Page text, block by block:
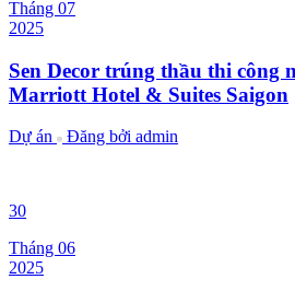
Tháng 07
2025
Sen Decor trúng thầu thi công
Marriott Hotel & Suites Saigon
Dự án Đăng bởi admin
30
Tháng 06
2025